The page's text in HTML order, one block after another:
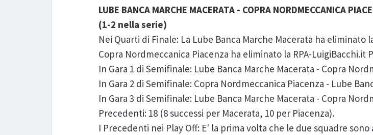
LUBE BANCA MARCHE MACERATA - COPRA NORDMECCANICA
(1-2 nella serie)
Nei Quarti di Finale: La Lube Banca Marche Macerata ha eliminato
Copra Nordmeccanica Piacenza ha eliminato la RPA-LuigiBacchi.it
In Gara 1 di Semifinale: Lube Banca Marche Macerata - Copra
In Gara 2 di Semifinale: Copra Nordmeccanica Piacenza - Lube
In Gara 3 di Semifinale: Lube Banca Marche Macerata - Copra
Precedenti: 18 (8 successi per Macerata, 10 per Piacenza).
I Precedenti nei Play Off: E' la prima volta che le due squadre sono